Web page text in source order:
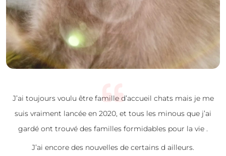
J’ai toujours voulu être famille d’accueil chats mais je me
suis vraiment lancée en 2020, et tous les minous que j’ai
gardé ont trouvé des familles formidables pour la vie .
J’ai encore des nouvelles de certains d ailleurs.